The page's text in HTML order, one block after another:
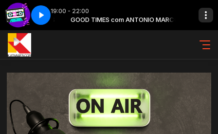
19:00 - 22:00
MARCOS GOOD TIMES com ANTONIO MARCOS
K7 - Parte 1